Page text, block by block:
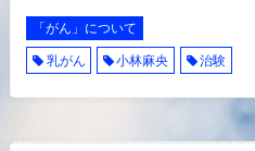
「がん」について
乳がん
小林麻央 治験